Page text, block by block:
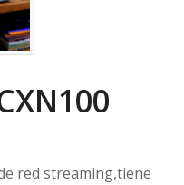
red streaming,tiene